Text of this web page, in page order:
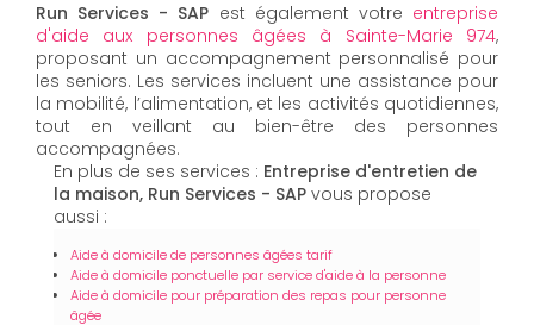
Run Services - SAP est également votre entreprise
d'aide aux personnes âgées à Sainte-Marie 974,
proposant un accompagnement personnalisé pour
les seniors. Les services incluent une assistance pour
la mobilité, l’alimentation, et les activités quotidiennes,
tout en veillant au bien-être des personnes
accompagnées.
En plus de ses services : Entreprise d'entretien de
la maison, Run Services - SAP vous propose
aussi :
Aide à domicile de personnes âgées tarif
Aide à domicile ponctuelle par service d'aide à la personne
Aide à domicile pour préparation des repas pour personne
âgée